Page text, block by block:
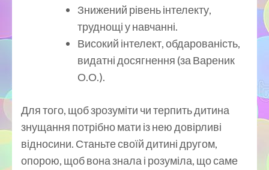
Знижений рівень інтелекту,
труднощі у навчанні.
Високий інтелект, обдарованість,
видатні досягнення (за Вареник
О.О.).
Для того, щоб зрозуміти чи терпить дитина
знущання потрібно мати із нею довірливі
відносини. Станьте своїй дитині другом,
опорою, щоб вона знала і розуміла, що саме